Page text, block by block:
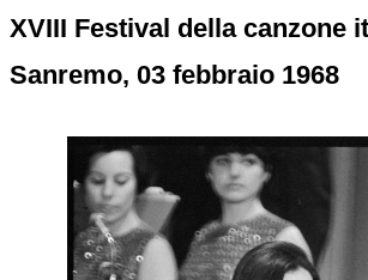
XVIII Festival della canzone
Sanremo, 03 febbraio 1968